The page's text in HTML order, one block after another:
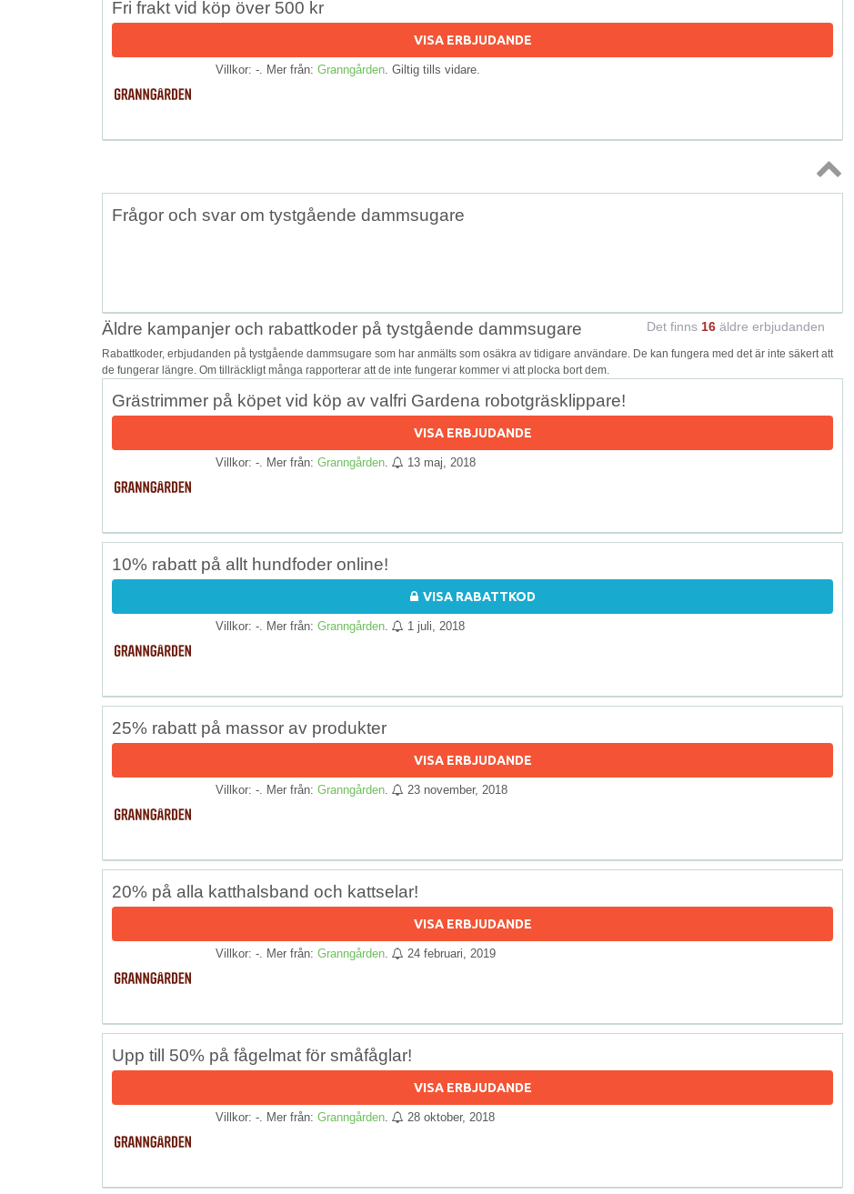
Fri frakt vid köp över 500 kr
VISA ERBJUDANDE
Villkor: -. Mer från: Granngården . Giltig tills vidare.
Topp
Frågor och svar om tystgående dammsugare
Äldre kampanjer och rabattkoder på tystgående dammsugare Det finns 16 äldre erbjudanden
Rabattkoder, erbjudanden på tystgående dammsugare som har anmälts som osäkra av tidigare användare. De kan fungera med det är inte säkert att
de fungerar längre. Om tillräckligt många rapporterar att de inte fungerar kommer vi att plocka bort dem.
Grästrimmer på köpet vid köp av valfri Gardena robotgräsklippare!
VISA ERBJUDANDE
Villkor: -. Mer från: Granngården 13 maj, 2018
10% rabatt på allt hundfoder online!
VISA RABATTKOD
Villkor: -. Mer från: Granngården 1 juli, 2018
25% rabatt på massor av produkter
VISA ERBJUDANDE
Villkor: -. Mer från: Granngården 23 november, 2018
20% på alla katthalsband och kattselar!
VISA ERBJUDANDE
Villkor: -. Mer från: Granngården 24 februari, 2019
Upp till 50% på fågelmat för småfåglar!
VISA ERBJUDANDE
Villkor: -. Mer från: Granngården 28 oktober, 2018